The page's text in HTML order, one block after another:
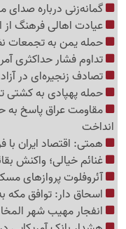
گمانه‌زنی درباره
عیادت اهالی فرهنگ از
حمله یمن به تجمعات
تداوم فشار حداکثری
تصادف زنجیره‌ای در
حمله پهپادی به کشتی
مقاومت عراق پاسخ به
انداخت
همتی: اقتصاد ایران با
غنائم خیالی؛ واکنش
آئروفلوت پروازهای
اسحاق دار: توافق
انفجار مهیب شهر المخا